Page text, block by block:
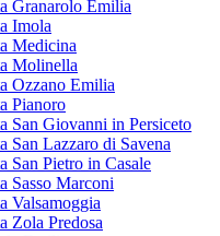
Granarolo Emilia
Imola
Medicina
Molinella
Ozzano Emilia
Pianoro
San Giovanni in Persiceto
San Lazzaro di Savena
San Pietro in Casale
Sasso Marconi
Valsamoggia
Zola Predosa